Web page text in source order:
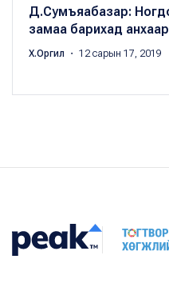
Д.Сумъяабазар:
замаа барихад
Х.Оргил ・ 12 сарын 17, 2019